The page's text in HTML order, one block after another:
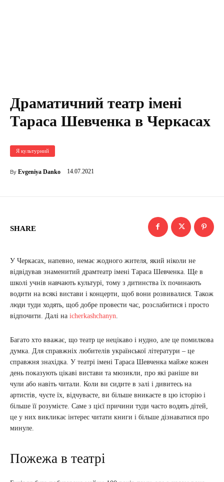
Драматичний театр імені
Тараса Шевченка в Черкасах
Я культурний
By Evgeniya Danko 14.07.2021
SHARE
У Черкасах, напевно, немає жодного жителя, який ніколи не
відвідував знаменитий драмтеатр імені Тараса Шевченка. Ще в
школі учнів навчають культурі, тому з дитинства їх починають
водити на всякі вистави і концерти, щоб вони розвивалися. Також
люди туди ходять, щоб добре провести час, розслабитися і просто
відпочити. Далі на icherkashchanyn
Багато хто вважає, що театр це нецікаво і нудно, але це помилкова
думка. Для справжніх любителів української літератури – це
справжня знахідка. У театрі імені Тараса Шевченка майже кожен
день показують цікаві вистави та мюзикли, про які раніше ви
чули або навіть читали. Коли ви сидите в залі і дивитесь на
артистів, чуєте їх, відчуваєте, ви більше вникаєте в цю історію і
більше її розумієте. Саме з цієї причини туди часто водять дітей,
це у них викликає інтерес читати книги і більше дізнаватися про
минуле.
Пожежа в театрі